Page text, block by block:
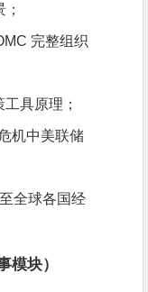
完整组织
具原理；
机中美联储
全球各国经
模块）